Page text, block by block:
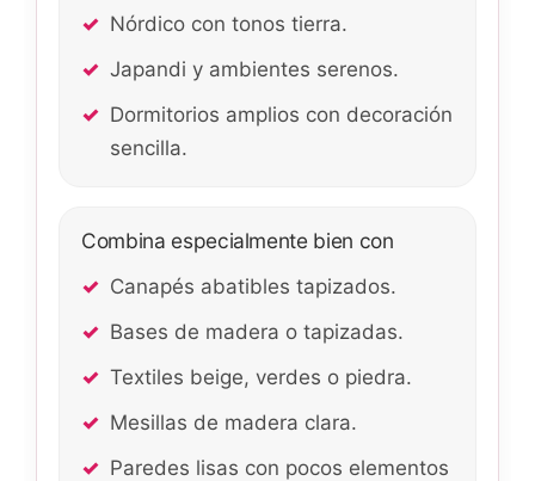
Nórdico con tonos tierra.
Japandi y ambientes serenos.
Dormitorios amplios con decoración
sencilla.
Combina especialmente bien con
Canapés abatibles tapizados.
Bases de madera o tapizadas.
Textiles beige, verdes o piedra.
Mesillas de madera clara.
Paredes lisas con pocos elementos